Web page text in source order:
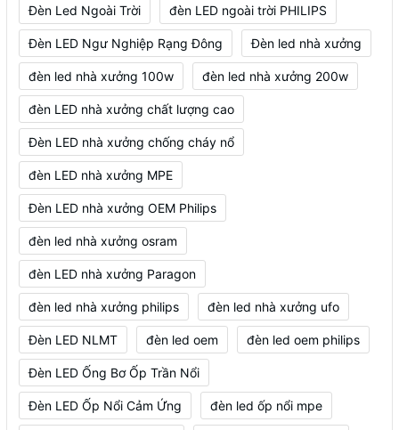
Đèn Led Ngoài Trời đèn LED ngoài trời PHILIPS
Đèn LED Ngư Nghiệp Rạng Đông Đèn led nhà xưởng
đèn led nhà xưởng 100w đèn led nhà xưởng 200w
đèn LED nhà xưởng chất lượng cao
Đèn LED nhà xưởng chống cháy nổ
đèn LED nhà xưởng MPE
Đèn LED nhà xưởng OEM Philips
đèn led nhà xưởng osram
đèn LED nhà xưởng Paragon
đèn led nhà xưởng philips đèn led nhà xưởng ufo
Đèn LED NLMT đèn led oem đèn led oem philips
Đèn LED Ống Bơ Ốp Trần Nổi
Đèn LED Ốp Nổi Cảm Ứng đèn led ốp nổi mpe